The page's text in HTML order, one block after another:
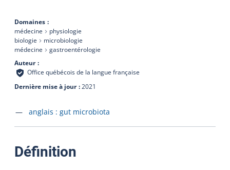
Domaines
médecine
physiologie
biologie
microbiologie
médecine
gastroentérologie
Auteur
Office québécois de la langue française
Dernière mise à jour 2021
Accéder à la fiche en
anglais : gut microbiota
Définition